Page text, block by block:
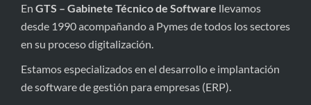
En GTS – Gabinete Técnico de Software llevamos
desde 1990 acompañando a Pymes de todos los sectores
en su proceso digitalización.
Estamos especializados en el desarrollo e implantación
de software de gestión para empresas (ERP).